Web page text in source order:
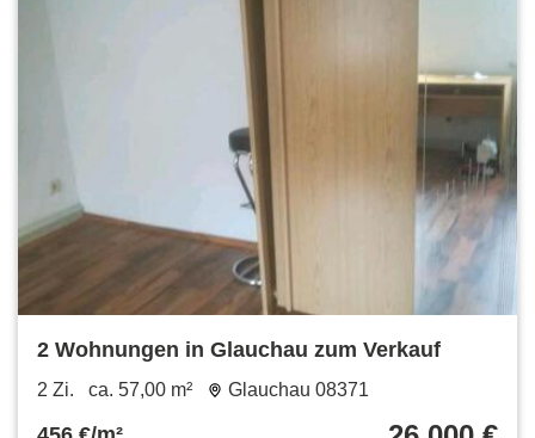
2 Wohnungen in Glauchau zum Verkauf
2 Zi. ca. 57,00 m² Glauchau 08371